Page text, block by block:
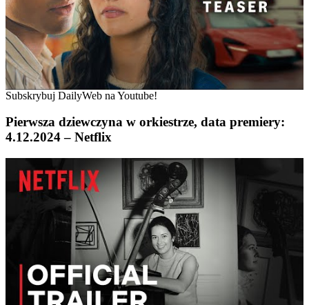
Subskrybuj DailyWeb na Youtube!
Pierwsza dziewczyna w orkiestrze, data premiery:
4.12.2024 – Netflix